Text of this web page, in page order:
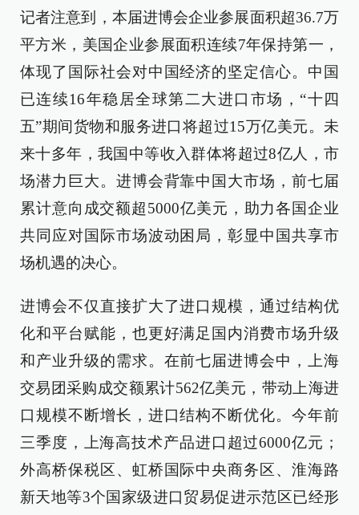
记者注意到，本届进博会企业参展面积超36.7万
平方米，美国企业参展面积连续7年保持第一，
体现了国际社会对中国经济的坚定信心。中国
已连续16年稳居全球第二大进口市场，“十四
五”期间货物和服务进口将超过15万亿美元。未
来十多年，我国中等收入群体将超过8亿人，市
场潜力巨大。进博会背靠中国大市场，前七届
累计意向成交额超5000亿美元，助力各国企业
共同应对国际市场波动困局，彰显中国共享市
场机遇的决心。
进博会不仅直接扩大了进口规模，通过结构优
化和平台赋能，也更好满足国内消费市场升级
和产业升级的需求。在前七届进博会中，上海
交易团采购成交额累计562亿美元，带动上海进
口规模不断增长，进口结构不断优化。今年前
三季度，上海高技术产品进口超过6000亿元；
外高桥保税区、虹桥国际中央商务区、淮海路
新天地等3个国家级进口贸易促进示范区已经形